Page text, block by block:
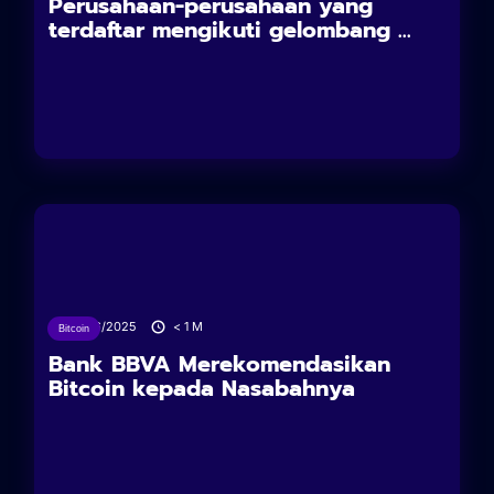
terdaftar mengikuti gelombang ...
Bitcoin
18/06/2025 < 1 M
Bank BBVA Merekomendasikan
Bitcoin kepada Nasabahnya